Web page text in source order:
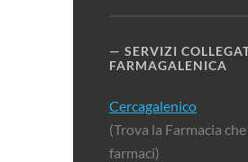
SERVIZI
FARMAGALENICA
Cercagalenico
(Trova la Farmacia
farmaci)